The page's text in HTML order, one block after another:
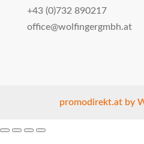
+43 (0)732 890217
office@wolfingergmbh.at
promodirekt.at by